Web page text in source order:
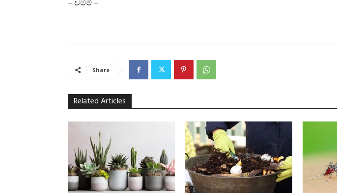
– චම්මි –
Share
Related Articles